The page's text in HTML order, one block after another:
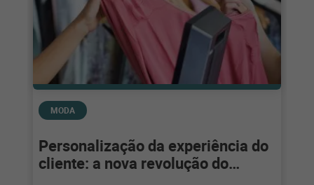
MODA
Personalização da experiência do
cliente: a nova revolução do